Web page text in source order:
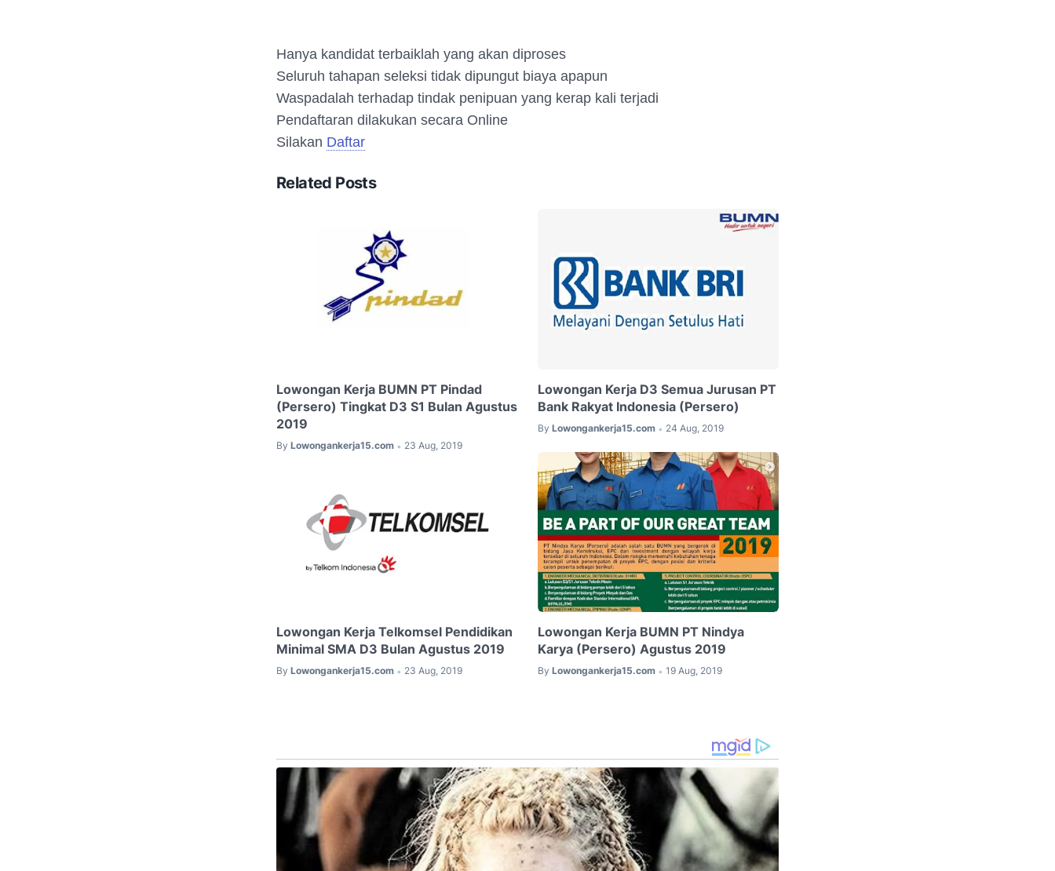
Hanya kandidat terbaiklah yang akan diproses
Seluruh tahapan seleksi tidak dipungut biaya apapun
Waspadalah terhadap tindak penipuan yang kerap kali terjadi
Pendaftaran dilakukan secara Online
Silakan Daftar
Related Posts
Lowongan Kerja BUMN PT Pindad
(Persero) Tingkat D3 S1 Bulan Agustus
2019
By Lowongankerja15.com • 23 Aug, 2019
Lowongan Kerja D3 Semua Jurusan PT
Bank Rakyat Indonesia (Persero)
By Lowongankerja15.com • 24 Aug, 2019
Lowongan Kerja Telkomsel Pendidikan
Minimal SMA D3 Bulan Agustus 2019
By Lowongankerja15.com • 23 Aug, 2019
Lowongan Kerja BUMN PT Nindya
Karya (Persero) Agustus 2019
By Lowongankerja15.com • 19 Aug, 2019